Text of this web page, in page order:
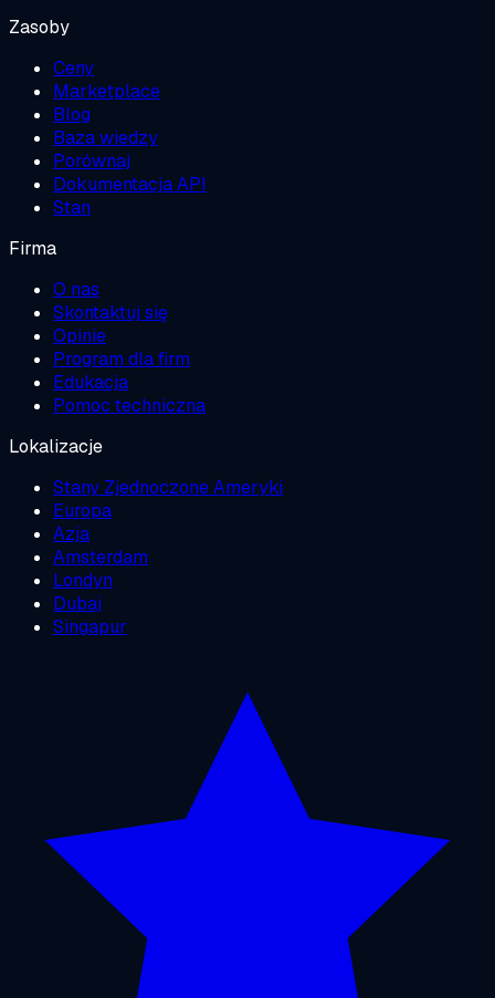
Zasoby
Ceny
Marketplace
Blog
Baza wiedzy
Porównaj
Dokumentacja API
Stan
Firma
O nas
Skontaktuj się
Opinie
Program dla firm
Edukacja
Pomoc techniczna
Lokalizacje
Stany Zjednoczone Ameryki
Europa
Azja
Amsterdam
Londyn
Dubaj
Singapur